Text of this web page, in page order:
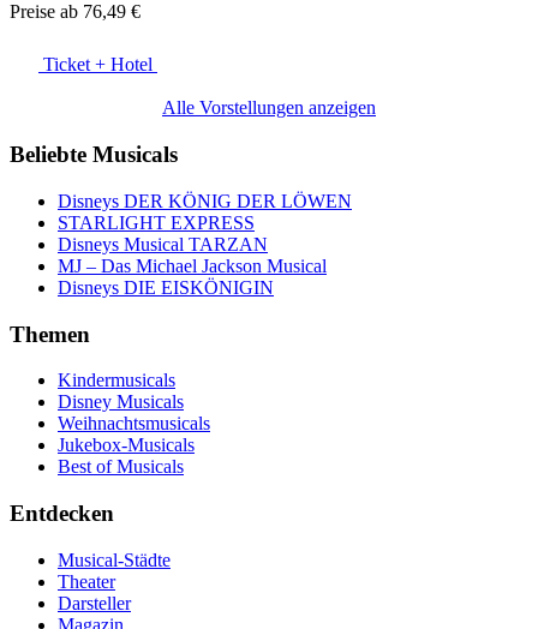
Preise ab 76,49 €
Ticket + Hotel
Alle Vorstellungen anzeigen
Beliebte Musicals
Disneys DER KÖNIG DER LÖWEN
STARLIGHT EXPRESS
Disneys Musical TARZAN
MJ – Das Michael Jackson Musical
Disneys DIE EISKÖNIGIN
Themen
Kindermusicals
Disney Musicals
Weihnachtsmusicals
Jukebox-Musicals
Best of Musicals
Entdecken
Musical-Städte
Theater
Darsteller
Magazin